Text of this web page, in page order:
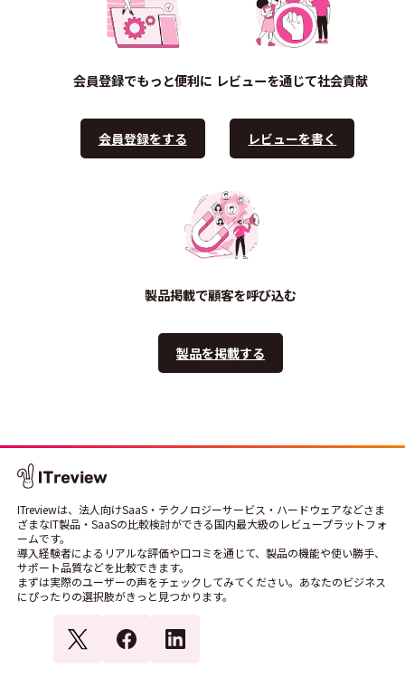
会員登録でもっと便利に
会員登録をする
レビューを通じて社会貢献
レビューを書く
製品掲載で顧客を呼び込む
製品を掲載する
ITreviewは、法人向けSaaS・テクノロジーサービス・ハードウェアなどさま
ざまなIT製品・SaaSの比較検討ができる国内最大級のレビュープラットフォ
ームです。
導入経験者によるリアルな評価や口コミを通じて、製品の機能や使い勝手、
サポート品質などを比較できます。
まずは実際のユーザーの声をチェックしてみてください。あなたのビジネス
にぴったりの選択肢がきっと見つかります。